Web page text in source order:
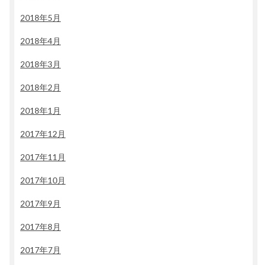
2018年5月
2018年4月
2018年3月
2018年2月
2018年1月
2017年12月
2017年11月
2017年10月
2017年9月
2017年8月
2017年7月